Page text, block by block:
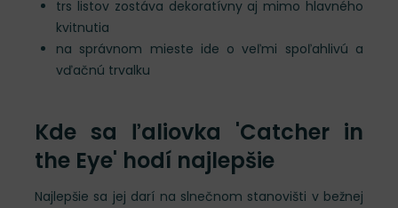
trs listov zostáva dekoratívny aj mimo hlavného
kvitnutia
na správnom mieste ide o veľmi spoľahlivú a
vďačnú trvalku
Kde sa ľaliovka 'Catcher in
the Eye' hodí najlepšie
Najlepšie sa jej darí na slnečnom stanovišti v bežnej